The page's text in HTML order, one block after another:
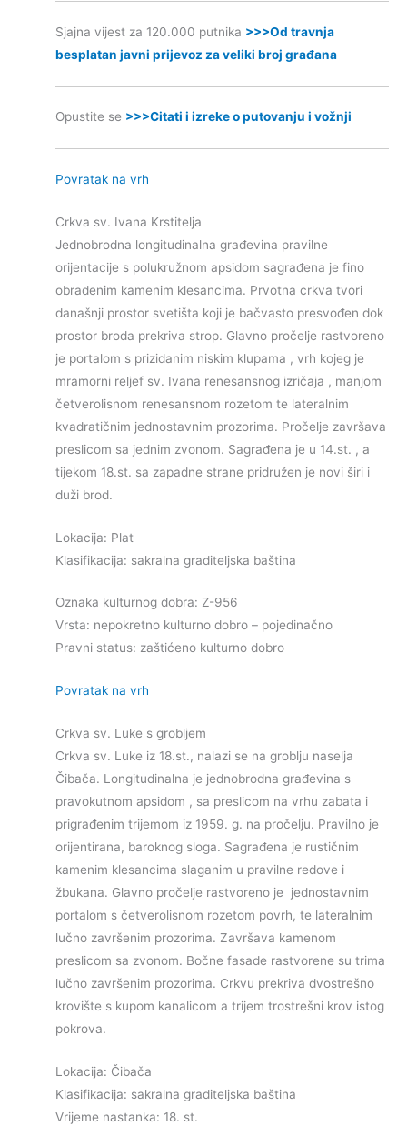
Sjajna vijest za 120.000 putnika >>>Od travnja
besplatan javni prijevoz za veliki broj građana
Opustite se >>>Citati i izreke o putovanju i vožnji
Povratak na vrh
Crkva sv. Ivana Krstitelja
Jednobrodna longitudinalna građevina pravilne
orijentacije s polukružnom apsidom sagrađena je fino
obrađenim kamenim klesancima. Prvotna crkva tvori
današnji prostor svetišta koji je bačvasto presvođen dok
prostor broda prekriva strop. Glavno pročelje rastvoreno
je portalom s prizidanim niskim klupama , vrh kojeg je
mramorni reljef sv. Ivana renesansnog izričaja , manjom
četverolisnom renesansnom rozetom te lateralnim
kvadratičnim jednostavnim prozorima. Pročelje završava
preslicom sa jednim zvonom. Sagrađena je u 14.st. , a
tijekom 18.st. sa zapadne strane pridružen je novi širi i
duži brod.
Lokacija: Plat
Klasifikacija: sakralna graditeljska baština
Oznaka kulturnog dobra: Z-956
Vrsta: nepokretno kulturno dobro – pojedinačno
Pravni status: zaštićeno kulturno dobro
Povratak na vrh
Crkva sv. Luke s grobljem
Crkva sv. Luke iz 18.st., nalazi se na groblju naselja
Čibača. Longitudinalna je jednobrodna građevina s
pravokutnom apsidom , sa preslicom na vrhu zabata i
prigrađenim trijemom iz 1959. g. na pročelju. Pravilno je
orijentirana, baroknog sloga. Sagrađena je rustičnim
kamenim klesancima slaganim u pravilne redove i
žbukana. Glavno pročelje rastvoreno je jednostavnim
portalom s četverolisnom rozetom povrh, te lateralnim
lučno završenim prozorima. Završava kamenom
preslicom sa zvonom. Bočne fasade rastvorene su trima
lučno završenim prozorima. Crkvu prekriva dvostrešno
krovište s kupom kanalicom a trijem trostrešni krov istog
pokrova.
Lokacija: Čibača
Klasifikacija: sakralna graditeljska baština
Vrijeme nastanka: 18. st.